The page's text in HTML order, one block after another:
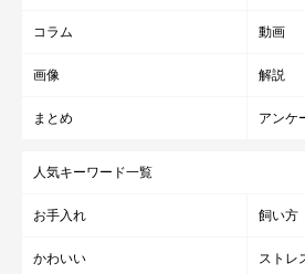
コラム 動画
画像 解説
まとめ アンケ
人気キーワード一覧
お手入れ 飼い方
かわいい ストレ